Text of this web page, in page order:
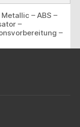
– ABS –
–
–